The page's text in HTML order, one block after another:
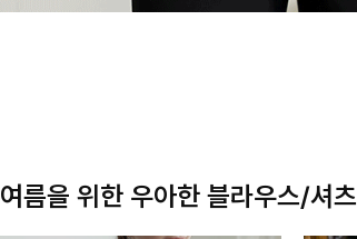
여름을 위한 우아한 블라우스/셔츠